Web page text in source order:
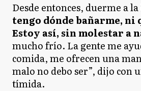
Desde entonces, duerme a
tengo dónde bañarme, ni
Estoy así, sin molestar a
mucho frío. La gente me
comida, me ofrecen una
malo no debo ser”, dijo con
tímida.